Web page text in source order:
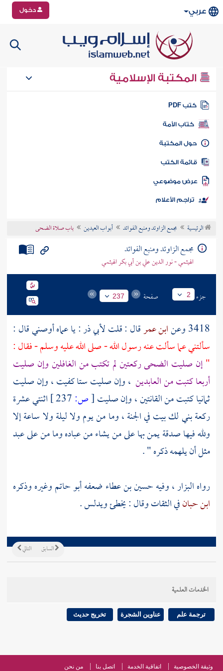
عربي دخول
المكتبة الإسلامية
كتب PDF
كتاب الأمة
المكتبة
الكتب
موضوعي
تراجم الأعلام
الرئيسية مجمع الزاوئد ومنبع الفوائد أبواب العيدين باب صلاة الضحى
مجمع الزاوئد ومنبع الفوائد
الهيثمي - نور الدين علي بن أبي بكر الهيثمي
جزء 2 صفحة 237
3418 وعن ابن عمرقال : قلت لأبي ذر : يا عماه أوصني قال :
سألتني عما سألت عنه رسول الله - صلى الله عليه وسلم - فقال :
"إن صليت الضحى ركعتين لم تكتب من الغافلين وإن صليت
أربعا كتبت من العابدين ، وإن صليت ستا كفيت ، وإن صليت
ثمانيا كتبت من القانتين ، وإن صليت[ص:
اثنتي عشرة
ركعة بني لك بيت في الجنة ، وما من يوم ولا ليلة ولا ساعة إلا
ولله فيها صدقة يمن بها على من يشاء من عباده وما من على عبد
مثل أن يلهمه ذكره " .
رواهالبزار، وفيهحسين بن عطاء ضعفهأبو حاتموغيره وذكره
ابن حبانفي الثقات وقال : يخطئ ويدلس .
التالي السابق
الخدمات العلمية
ترجمة علم عناوين الشجرة تخريج حديث
وثيقة الخصوصية اتفاقية الخدمة اتصل بنا من نحن